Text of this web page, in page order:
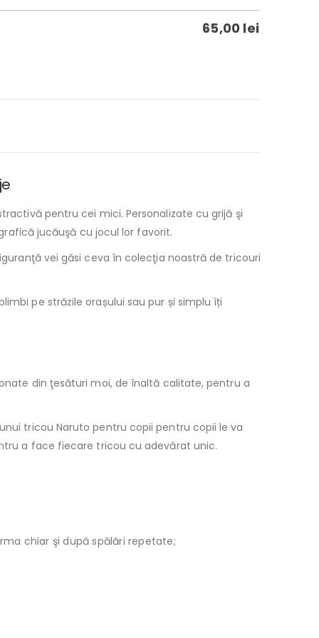
65,00 lei
pentru cei mici. Personalizate cu grijă şi
jucăuşă cu jocul lor favorit.
vei găsi ceva în colecţia noastră de tricouri
pe străzile orașului sau pur și simplu îți
din ţesături moi, de înaltă calitate, pentru a
tricou Naruto pentru copii pentru copii le va
a face fiecare tricou cu adevărat unic.
chiar şi după spălări repetate;